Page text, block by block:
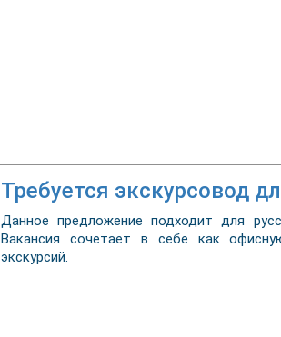
Требуется экскурсовод
Данное предложение подходит для
Вакансия сочетает в себе как
экскурсий.